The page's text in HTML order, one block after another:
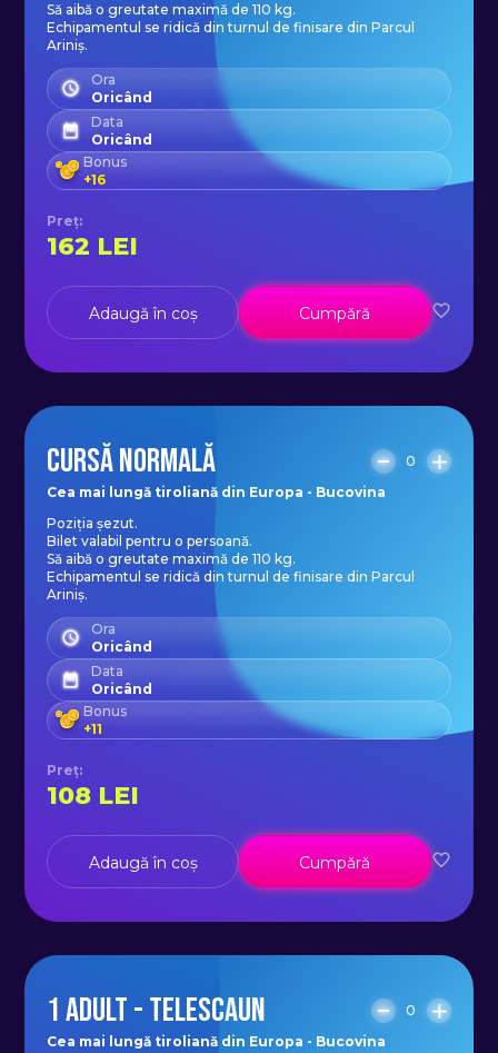
Să aibă o greutate maximă de 110 kg.
Echipamentul se ridică din turnul de finisare din Parcul
Ariniș.
Ora
Oricând
Data
Oricând
Bonus
+16
Preț:
162 LEI
Adaugă în coș Cumpără
CURSĂ NORMALĂ
0
Cea mai lungă tiroliană din Europa - Bucovina
Poziția șezut.
Bilet valabil pentru o persoană.
Să aibă o greutate maximă de 110 kg.
Echipamentul se ridică din turnul de finisare din Parcul
Ariniș.
Ora
Oricând
Data
Oricând
Bonus
+11
Preț:
108 LEI
Adaugă în coș Cumpără
1 ADULT - TELESCAUN
0
Cea mai lungă tiroliană din Europa - Bucovina